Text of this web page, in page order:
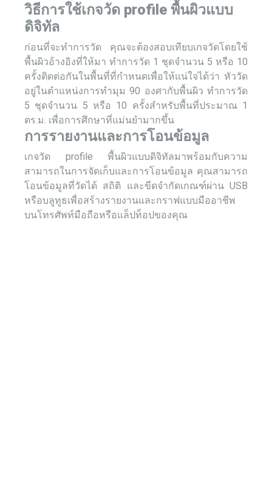
วิธีการใช้เกจวัด profile พื้นผิวแบบ
ดิจิทัล
ก่อนที่จะทำการวัด คุณจะต้องสอบเทียบเกจวัดโดยใช้
พื้นผิวอ้างอิงที่ให้มา ทำการวัด 1 ชุดจำนวน 5 หรือ 10
ครั้งติดต่อกันในพื้นที่ที่กำหนดเพื่อให้แน่ใจได้ว่า หัววัด
อยู่ในตำแหน่งการทำมุม 90 องศากับพื้นผิว ทำการวัด
5 ชุดจำนวน 5 หรือ 10 ครั้งสำหรับพื้นที่ประมาณ 1
ตร.ม. เพื่อการศึกษาที่แม่นยำมากขึ้น
การรายงานและการโอนข้อมูล
เกจวัด profile พื้นผิวแบบดิจิทัลมาพร้อมกับความ
สามารถในการจัดเก็บและการโอนข้อมูล คุณสามารถ
โอนข้อมูลที่วัดได้ สถิติ และขีดจำกัดเกณฑ์ผ่าน USB
หรือบลูทูธเพื่อสร้างรายงานและกราฟแบบมืออาชีพ
บนโทรศัพท์มือถือหรือแล็ปท็อปของคุณ